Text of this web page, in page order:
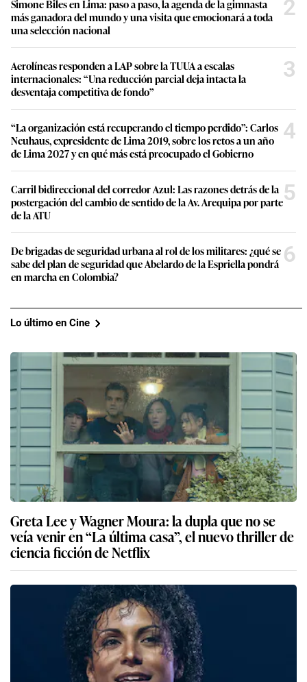
Simone Biles en Lima: paso a paso, la agenda de la gimnasta
más ganadora del mundo y una visita que emocionará a toda
una selección nacional
2
Aerolíneas responden a LAP sobre la TUUA a escalas
internacionales: “Una reducción parcial deja intacta la
desventaja competitiva de fondo”
3
“La organización está recuperando el tiempo perdido”: Carlos
Neuhaus, expresidente de Lima 2019, sobre los retos a un año
de Lima 2027 y en qué más está preocupado el Gobierno
4
Carril bidireccional del corredor Azul: Las razones detrás de la
postergación del cambio de sentido de la Av. Arequipa por parte
de la ATU
5
De brigadas de seguridad urbana al rol de los militares: ¿qué se
sabe del plan de seguridad que Abelardo de la Espriella pondrá
en marcha en Colombia?
6
Lo último en Cine
Greta Lee y Wagner Moura: la dupla que no se
veía venir en “La última casa”, el nuevo thriller de
ciencia ficción de Netflix